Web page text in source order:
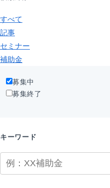
すべて
記事
セミナー
補助金
募集中
募集終了
キーワード